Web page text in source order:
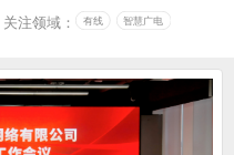
关注领域：
有线 智慧广电